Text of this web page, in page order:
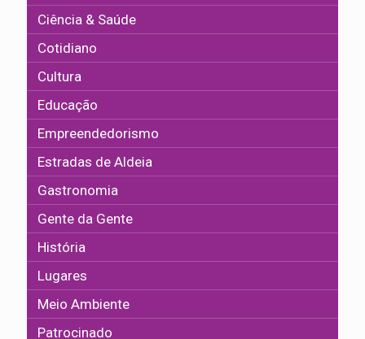
Ciência & Saúde
Cotidiano
Cultura
Educação
Empreendedorismo
Estradas de Aldeia
Gastronomia
Gente da Gente
História
Lugares
Meio Ambiente
Patrocinado